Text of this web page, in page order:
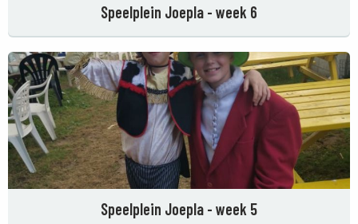
Speelplein Joepla - week 6
Speelplein Joepla - week 5